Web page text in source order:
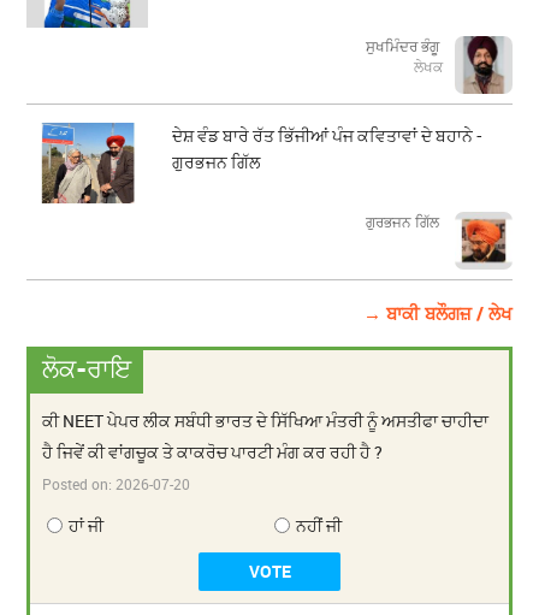
ਸੁਖਮਿੰਦਰ ਭੰਗੂ
ਲੇਖਕ
ਦੇਸ਼ ਵੰਡ ਬਾਰੇ ਰੱਤ ਭਿੱਜੀਆਂ ਪੰਜ ਕਵਿਤਾਵਾਂ ਦੇ ਬਹਾਨੇ -
ਗੁਰਭਜਨ ਗਿੱਲ
​​​​​​​ਗੁਰਭਜਨ ਗਿੱਲ
→ ਬਾਕੀ ਬਲੌਗਜ਼ / ਲੇਖ
ਲੋਕ-ਰਾਇ
ਕੀ NEET ਪੇਪਰ ਲੀਕ ਸਬੰਧੀ ਭਾਰਤ ਦੇ ਸਿੱਖਿਆ ਮੰਤਰੀ ਨੂੰ ਅਸਤੀਫਾ ਚਾਹੀਦਾ
ਹੈ ਜਿਵੇਂ ਕੀ ਵਾਂਗਚੂਕ ਤੇ ਕਾਕਰੋਚ ਪਾਰਟੀ ਮੰਗ ਕਰ ਰਹੀ ਹੈ ?
Posted on:2026-07-20
ਹਾਂ ਜੀ ਨਹੀਂ ਜੀ